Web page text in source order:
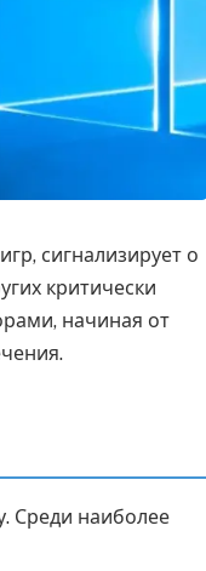
сигнализирует о
критически
начиная от
Среди наиболее